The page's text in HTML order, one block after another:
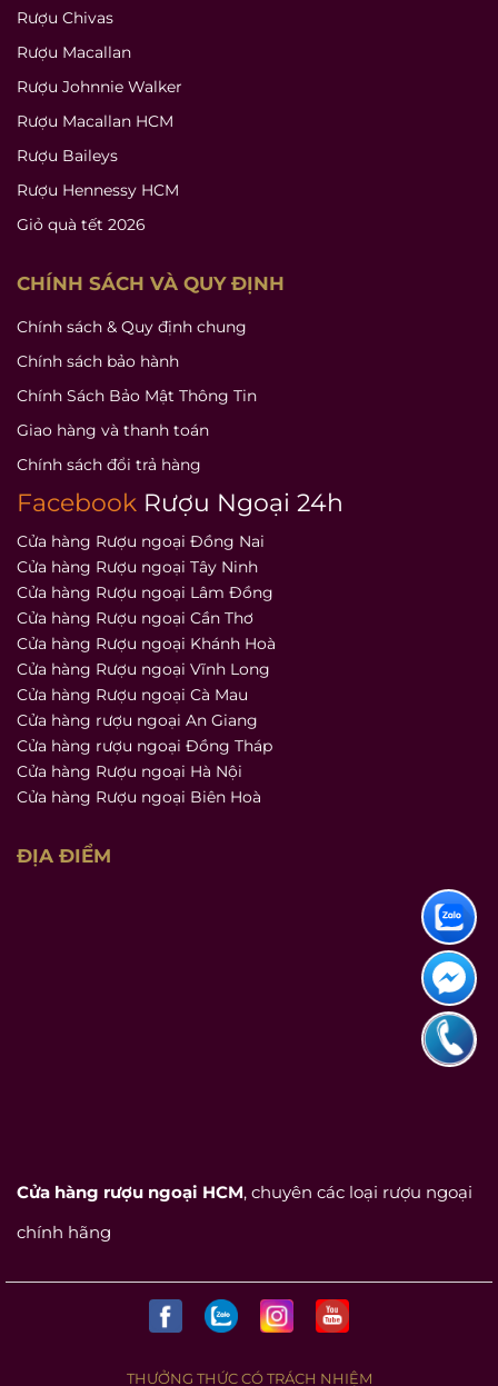
Rượu Chivas
Rượu Macallan
Rượu Johnnie Walker
Rượu Macallan HCM
Rượu Baileys
Rượu Hennessy HCM
Giỏ quà tết 2026
CHÍNH SÁCH VÀ QUY ĐỊNH
Chính sách & Quy định chung
Chính sách bảo hành
Chính Sách Bảo Mật Thông Tin
Giao hàng và thanh toán
Chính sách đổi trả hàng
Facebook Rượu Ngoại 24h
Cửa hàng Rượu ngoại Đồng Nai
Cửa hàng Rượu ngoại Tây Ninh
Cửa hàng Rượu ngoại Lâm Đồng
Cửa hàng Rượu ngoại Cần Thơ
Cửa hàng Rượu ngoại Khánh Hoà
Cửa hàng Rượu ngoại Vĩnh Long
Cửa hàng Rượu ngoại Cà Mau
Cửa hàng rượu ngoại An Giang
Cửa hàng rượu ngoại Đồng Tháp
Cửa hàng Rượu ngoại Hà Nội
Cửa hàng Rượu ngoại Biên Hoà
ĐỊA ĐIỂM
Cửa hàng rượu ngoại HCM, chuyên các loại rượu ngoại
chính hãng
THƯỞNG THỨC CÓ TRÁCH NHIỆM